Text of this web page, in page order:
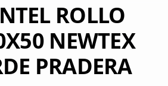
ROLLO
NEWTEX
PRADERA